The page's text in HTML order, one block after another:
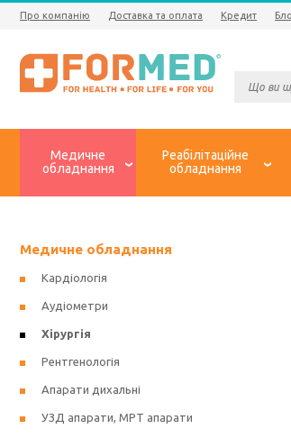
Про компанію Доставка та оплата Кредит
Медичне
обладнання
Реабілітаційне
обладнання
Медичне обладнання
Кардіологія
Аудіометри
Хірургія
Рентгенологія
Апарати дихальні
УЗД апарати, МРТ апарати